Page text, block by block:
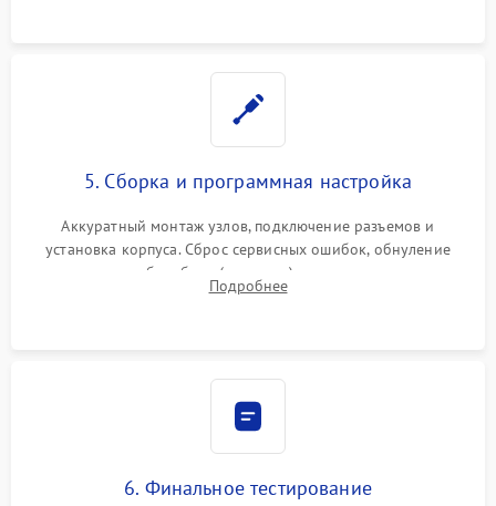
5. Сборка и программная настройка
Аккуратный монтаж узлов, подключение разъемов и
установка корпуса. Сброс сервисных ошибок, обнуление
счетчиков абсорбера (памперса) или узла переноса,
обновление прошивки и программная калибровка аппарата.
Подробнее
6. Финальное тестирование